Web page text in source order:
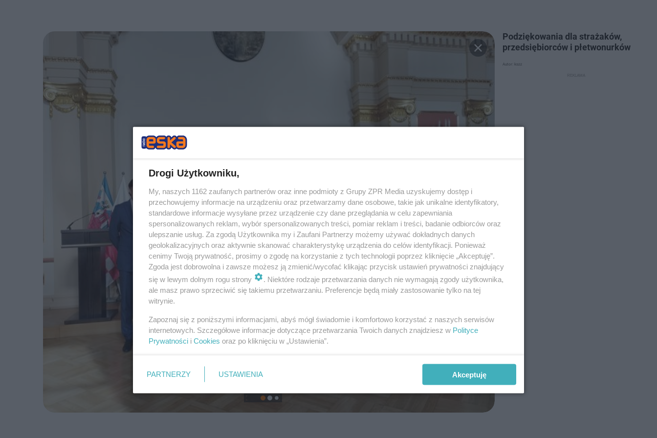
Podziękowania dla strażaków,
przedsiębiorców i płetwonurków
Autor: kszz
Drogi Użytkowniku,
My, naszych 1162 zaufanych partnerów oraz inne podmioty z Grupy ZPR Media uzyskujemy dostęp i
przechowujemy informacje na urządzeniu oraz przetwarzamy dane osobowe, takie jak unikalne identyfikatory,
standardowe informacje wysyłane przez urządzenie czy dane przeglądania w celu zapewniania
spersonalizowanych reklam, wybór spersonalizowanych treści, pomiar reklam i treści, badanie odbiorców oraz
ulepszanie usług. Za zgodą Użytkownika my i Zaufani Partnerzy możemy używać dokładnych danych
geolokalizacyjnych oraz aktywnie skanować charakterystykę urządzenia do celów identyfikacji. Ponieważ
cenimy Twoją prywatność, prosimy o zgodę na korzystanie z tych technologii poprzez kliknięcie „Akceptuję”.
Zgoda jest dobrowolna i zawsze możesz ją zmienić/wycofać klikając przycisk ustawień prywatności znajdujący
się w lewym dolnym rogu strony
. Niektóre rodzaje przetwarzania danych nie wymagają zgody użytkownika,
ale masz prawo sprzeciwić się takiemu przetwarzaniu. Preferencje będą miały zastosowanie tylko na tej
witrynie.
Zapoznaj się z poniższymi informacjami, abyś mógł świadomie i komfortowo korzystać z naszych serwisów
internetowych. Szczegółowe informacje dotyczące przetwarzania Twoich danych znajdziesz w Polityce
Prywatności i Cookies oraz po kliknięciu w „Ustawienia”.
PARTNERZY USTAWIENIA Akceptuję